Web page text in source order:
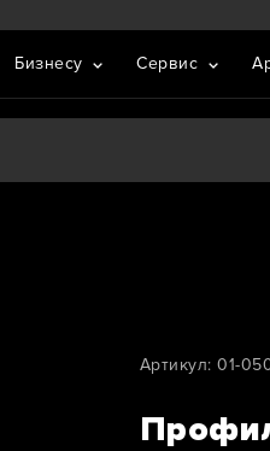
Бизнесу Сервис
Артикул: 01-